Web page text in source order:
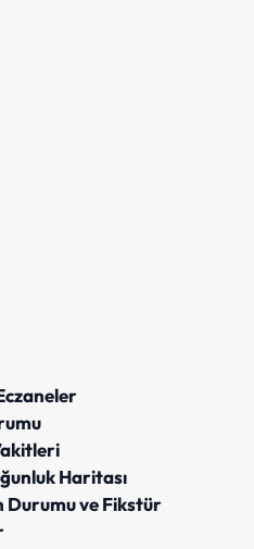
Haritası
Durumu ve Fikstür